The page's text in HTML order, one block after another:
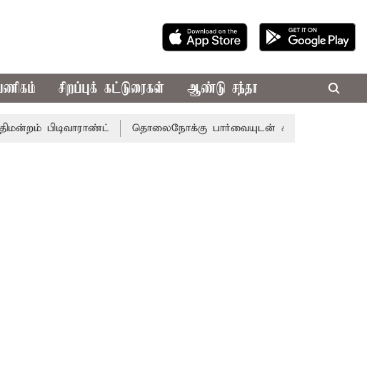
சிறப்புக் கட்டுரைகள் ஆண்டு சந்தா
தொலைநோக்கு பார்வையுடன் கூடிய வேளாண்